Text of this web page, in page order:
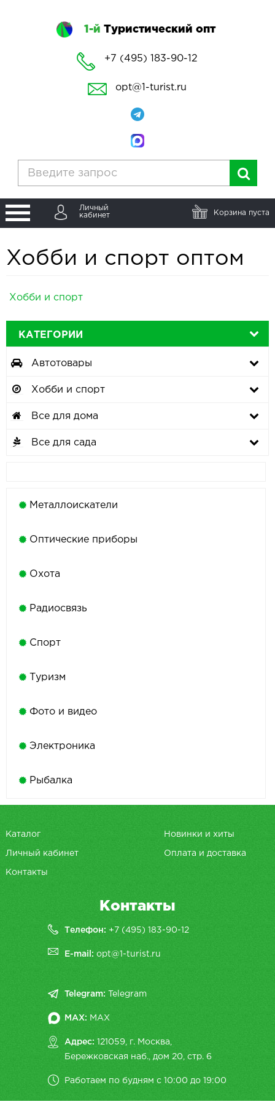
1-й Туристический опт
+7 (495) 183-90-12
opt@1-turist.ru
Личный
кабинет
Корзина пуста
Хобби и спорт оптом
Хобби и спорт
КАТЕГОРИИ
Автотовары
Хобби и спорт
Все для дома
Все для сада
Металлоискатели
Оптические приборы
Охота
Радиосвязь
Спорт
Туризм
Фото и видео
Электроника
Рыбалка
Каталог Новинки и хиты
Личный кабинет Оплата и доставка
Контакты
Контакты
Телефон: +7 (495) 183-90-12
E-mail:opt@1-turist.ru
Telegram: Telegram
MAX: MAX
Адрес: 121059, г. Москва,
Бережковская наб., дом 20, cтр. 6
Работаем по будням с 10:00 до 19:00